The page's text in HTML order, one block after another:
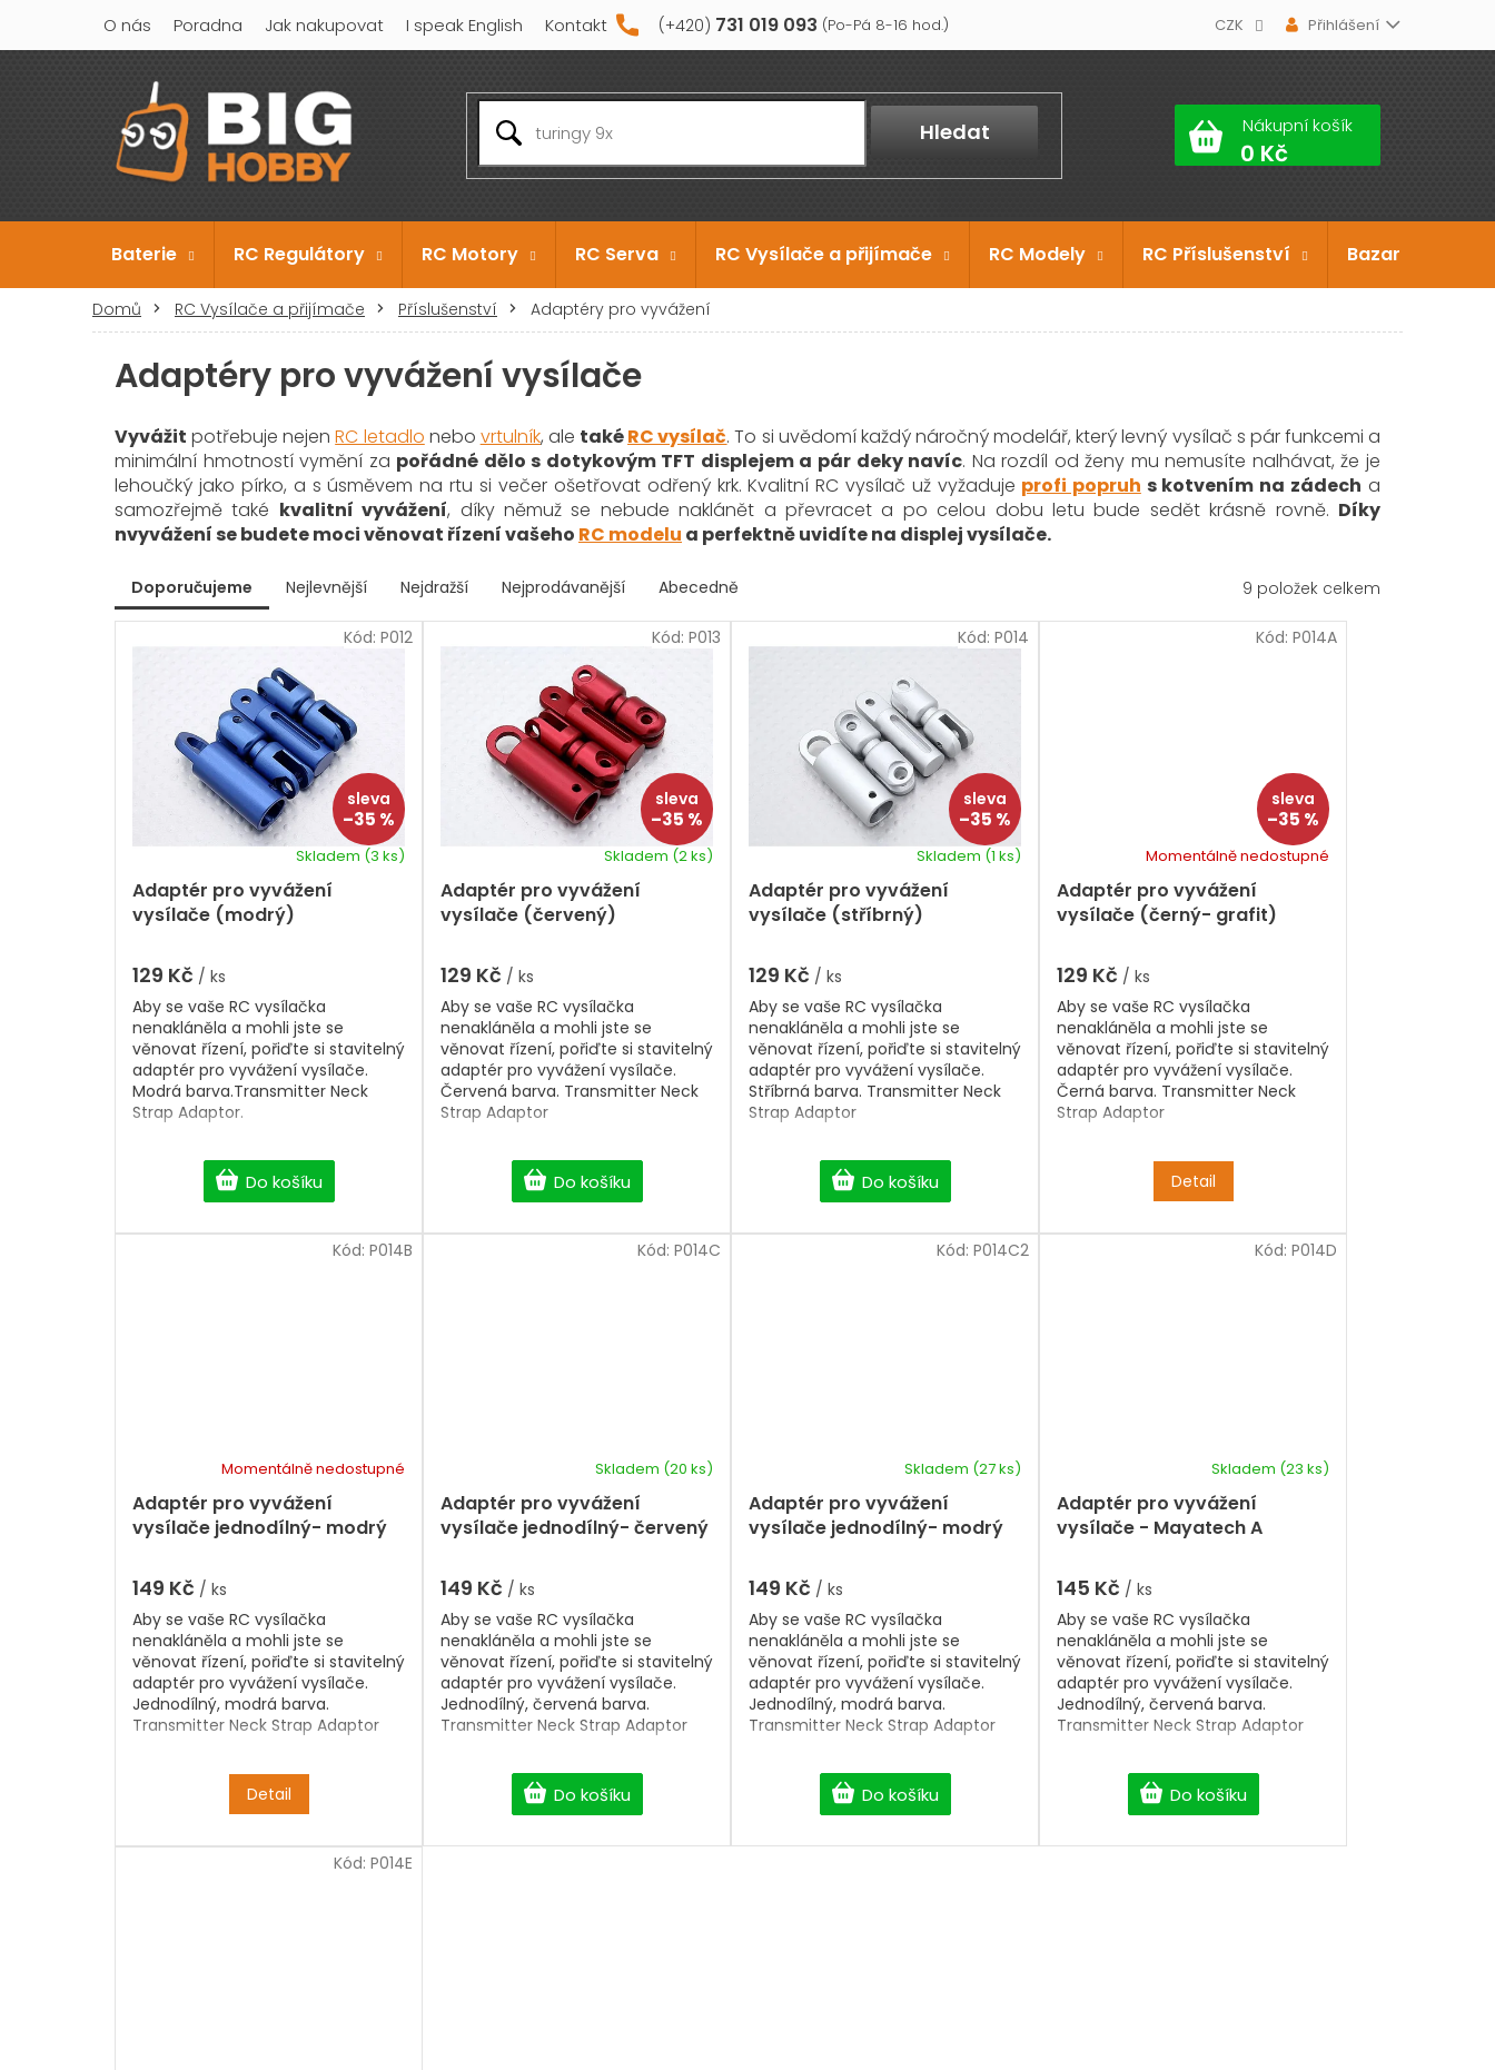
obsah
731 019 093
O nás Poradna Jak nakupovat I speak English Kontakt CZK Přihlášení
Hledat Nákupní košík
Baterie RC Regulátory RC Motory RC Serva RC Vysílače a přijímače RC Modely RC Příslušenství Bazar
Domů RC Vysílače a přijímače Příslušenství Adaptéry pro vyvážení
Adaptéry pro vyvážení vysílače
Vyvážit potřebuje nejenRC letadlo nebo vrtulník, ale takéRC vysílač. To si uvědomí každý náročný modelář, který levný vysílač s pár funkcemi a
minimální hmotností vymění za pořádné dělo s dotykovým TFT displejem a pár deky navíc. Na rozdíl od ženy mu nemusíte nalhávat, že je
lehoučký jako pírko, a s úsměvem na rtu si večer ošetřovat odřený krk. Kvalitní RC vysílač už vyžaduje profi popruh s kotvením na zádech a
samozřejmě také kvalitní vyvážení, díky němuž se nebude naklánět a převracet a po celou dobu letu bude sedět krásně rovně. Díky
nvyvážení se budete moci věnovat řízení vašeho RC modelu a perfektně uvidíte na displej vysílače.
Ř
Doporučujeme Nejlevnější Nejdražší Nejprodávanější Abecedně 9 položek celkem
ý
p
–35 %
Adaptér pro vyvážení
vysílače (modrý)
Skladem (3 ks)
129 Kč / ks
Do košíku
Aby se vaše RC vysílačka
nenakláněla a mohli jste se
věnovat řízení, pořiďte si stavitelný
adaptér pro vyvážení vysílače.
Modrá barva.Transmitter Neck
Strap Adaptor.
Kód: P012
–35 %
Adaptér pro vyvážení
vysílače (červený)
Skladem (2 ks)
129 Kč / ks
Do košíku
Aby se vaše RC vysílačka
nenakláněla a mohli jste se
věnovat řízení, pořiďte si stavitelný
adaptér pro vyvážení vysílače.
Červená barva. Transmitter Neck
Strap Adaptor
Kód: P013
–35 %
Adaptér pro vyvážení
vysílače (stříbrný)
Skladem (1 ks)
129 Kč / ks
Do košíku
Aby se vaše RC vysílačka
nenakláněla a mohli jste se
věnovat řízení, pořiďte si stavitelný
adaptér pro vyvážení vysílače.
Stříbrná barva. Transmitter Neck
Strap Adaptor
Kód: P014
–35 %
Adaptér pro vyvážení
vysílače (černý- grafit)
Momentálně nedostupné
129 Kč / ks
Detail
Aby se vaše RC vysílačka
nenakláněla a mohli jste se
věnovat řízení, pořiďte si stavitelný
adaptér pro vyvážení vysílače.
Černá barva. Transmitter Neck
Strap Adaptor
Kód: P014A
Adaptér pro vyvážení
vysílače jednodílný- modrý
Momentálně nedostupné
149 Kč / ks
Detail
Aby se vaše RC vysílačka
nenakláněla a mohli jste se
věnovat řízení, pořiďte si stavitelný
adaptér pro vyvážení vysílače.
Jednodílný, modrá barva.
Transmitter Neck Strap Adaptor
Kód: P014B
Adaptér pro vyvážení
vysílače jednodílný- červený
Skladem (20 ks)
149 Kč / ks
Do košíku
Aby se vaše RC vysílačka
nenakláněla a mohli jste se
věnovat řízení, pořiďte si stavitelný
adaptér pro vyvážení vysílače.
Jednodílný, červená barva.
Transmitter Neck Strap Adaptor
Kód: P014C
Adaptér pro vyvážení
vysílače jednodílný- modrý
Skladem (27 ks)
149 Kč / ks
Do košíku
Aby se vaše RC vysílačka
nenakláněla a mohli jste se
věnovat řízení, pořiďte si stavitelný
adaptér pro vyvážení vysílače.
Jednodílný, modrá barva.
Transmitter Neck Strap Adaptor
Kód: P014C2
Adaptér pro vyvážení
vysílače - Mayatech A
hodnocení
produktu
je
z
hvězdiček.
Skladem (23 ks)
145 Kč / ks
Do košíku
Aby se vaše RC vysílačka
nenakláněla a mohli jste se
věnovat řízení, pořiďte si stavitelný
adaptér pro vyvážení vysílače.
Jednodílný, červená barva.
Transmitter Neck Strap Adaptor
Kód: P014D
Kód: P014E